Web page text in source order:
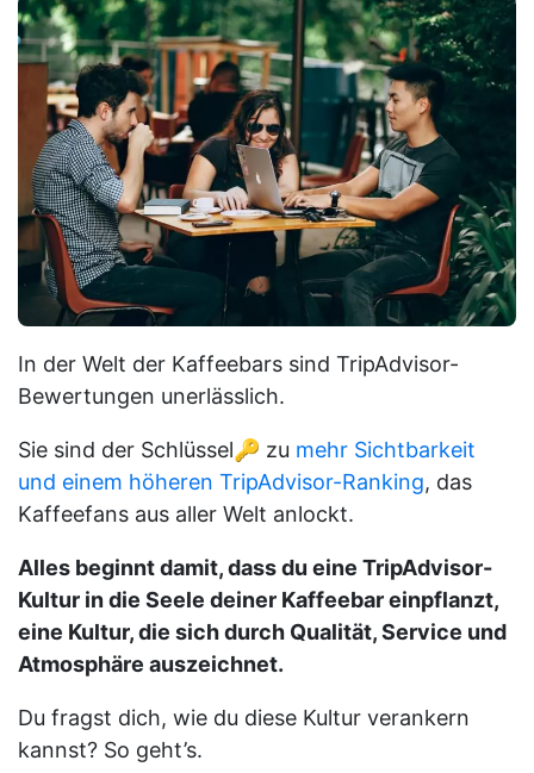
In der Welt der Kaffeebars sind TripAdvisor-
Bewertungen unerlässlich.
Sie sind der Schlüssel🔑 zu mehr Sichtbarkeit
und einem höheren TripAdvisor-Ranking, das
Kaffeefans aus aller Welt anlockt.
Alles beginnt damit, dass du eine TripAdvisor-
Kultur in die Seele deiner Kaffeebar einpflanzt,
eine Kultur, die sich durch Qualität, Service und
Atmosphäre auszeichnet.
Du fragst dich, wie du diese Kultur verankern
kannst? So geht’s.